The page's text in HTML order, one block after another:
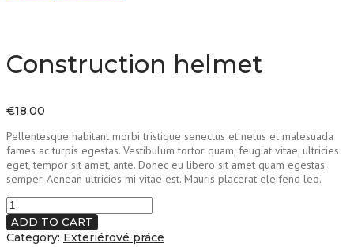
Construction helmet
€18.00
Pellentesque habitant morbi tristique senectus et netus et malesuada
fames ac turpis egestas. Vestibulum tortor quam, feugiat vitae, ultricies
eget, tempor sit amet, ante. Donec eu libero sit amet quam egestas
semper. Aenean ultricies mi vitae est. Mauris placerat eleifend leo.
Construction
helmet
quantity
ADD TO CART
Category: Exteriérové práce